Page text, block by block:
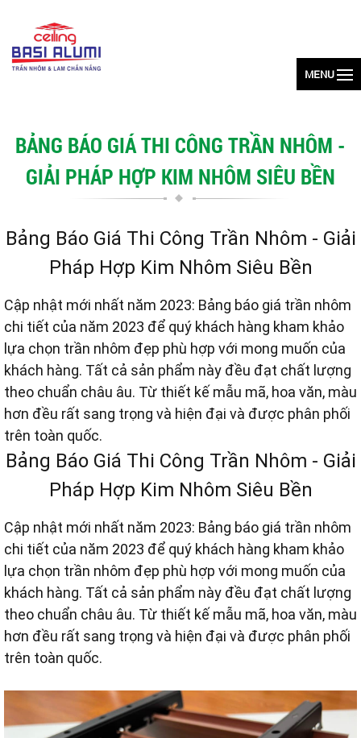
MENU
BẢNG BÁO GIÁ THI CÔNG TRẦN NHÔM -
GIẢI PHÁP HỢP KIM NHÔM SIÊU BỀN
Bảng Báo Giá Thi Công Trần Nhôm - Giải
Pháp Hợp Kim Nhôm Siêu Bền
Cập nhật mới nhất năm 2023: Bảng báo giá trần nhôm
chi tiết của năm 2023 để quý khách hàng kham khảo
lựa chọn trần nhôm đẹp phù hợp với mong muốn của
khách hàng. Tất cả sản phẩm này đều đạt chất lượng
theo chuẩn châu âu. Từ thiết kế mẫu mã, hoa văn, màu
hơn đều rất sang trọng và hiện đại và được phân phối
trên toàn quốc.
Bảng Báo Giá Thi Công Trần Nhôm - Giải
Pháp Hợp Kim Nhôm Siêu Bền
Cập nhật mới nhất năm 2023: Bảng báo giá trần nhôm
chi tiết của năm 2023 để quý khách hàng kham khảo
lựa chọn trần nhôm đẹp phù hợp với mong muốn của
khách hàng. Tất cả sản phẩm này đều đạt chất lượng
theo chuẩn châu âu. Từ thiết kế mẫu mã, hoa văn, màu
hơn đều rất sang trọng và hiện đại và được phân phối
trên toàn quốc.